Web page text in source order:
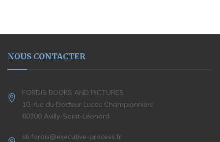
NOUS CONTACTER
FORDIS BOOKS AND PICTURES
10, rue du Docteur Lucas Championnière
60300 Avilly-Saint-Léonard
sb.fordis@executive-process.fr